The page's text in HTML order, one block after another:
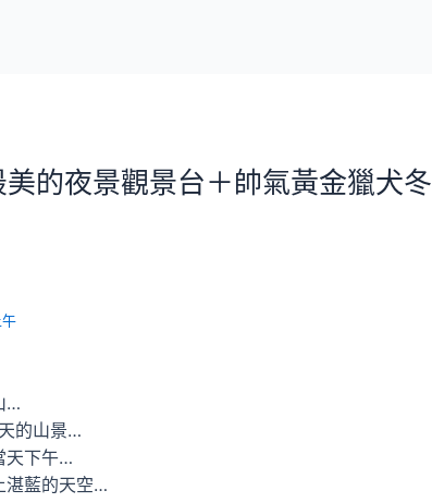
的夜景觀景台＋帥氣黃金獵犬
…
的山景…
天下午…
湛藍的天空…